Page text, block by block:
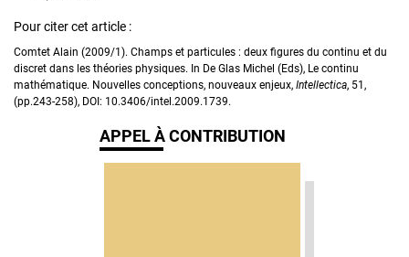
Pour citer cet article :
Comtet Alain (2009/1). Champs et particules : deux figures du continu et du
discret dans les théories physiques. In De Glas Michel (Eds), Le continu
mathématique. Nouvelles conceptions, nouveaux enjeux, Intellectica, 51,
(pp.243-258), DOI: 10.3406/intel.2009.1739.
APPEL À CONTRIBUTION